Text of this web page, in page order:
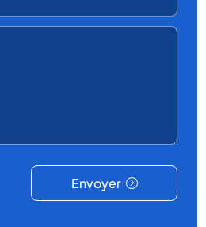
Envoyer